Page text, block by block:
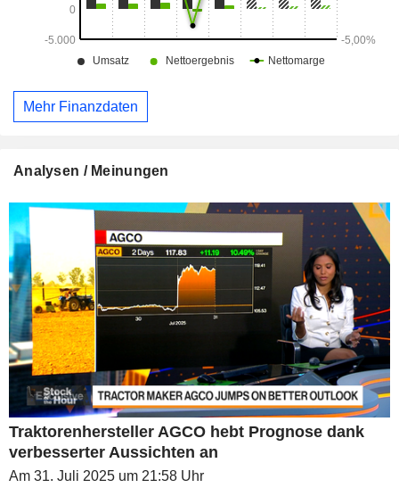
Mehr Finanzdaten
Analysen / Meinungen
Traktorenhersteller AGCO hebt Prognose dank
verbesserter Aussichten an
Am 31. Juli 2025 um 21:58 Uhr